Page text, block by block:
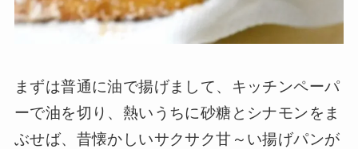
まずは普通に油で揚げまして、キッチンペーパ
ーで油を切り、熱いうちに砂糖とシナモンをま
ぶせば、昔懐かしいサクサク甘～い揚げパンが